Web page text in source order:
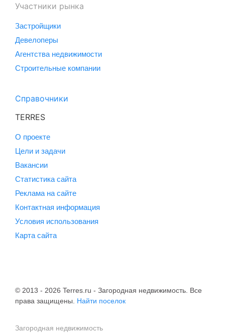
Участники рынка
Застройщики
Девелоперы
Агентства недвижимости
Строительные компании
Справочники
TERRES
О проекте
Цели и задачи
Вакансии
Статистика сайта
Реклама на сайте
Контактная информация
Условия использования
Карта сайта
© 2013 - 2026 Terres.ru - Загородная недвижимость. Все
права защищены. Найти поселок
Загородная недвижимость